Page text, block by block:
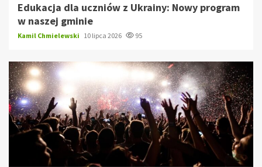
Edukacja dla uczniów z Ukrainy: Nowy program
w naszej gminie
Kamil Chmielewski 10 lipca 2026 95